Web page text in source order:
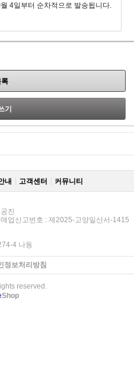
4일부터 순차적으로 발송됩니다.
기
내 고객센터 커뮤니티
진
업신고번호 : 제2025-고양일산서-1415
4 나동
정보처리방침
reserved.
Shop